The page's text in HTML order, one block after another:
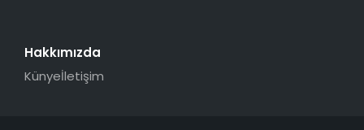
Hakkımızda
Künyeİletişim